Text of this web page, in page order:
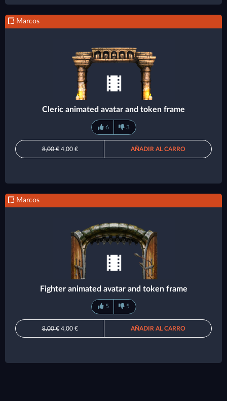
Marcos
Cleric animated avatar and token frame
6 3
8,00 €4,00 € AÑADIR AL CARRO
Marcos
Fighter animated avatar and token frame
5 5
8,00 €4,00 € AÑADIR AL CARRO